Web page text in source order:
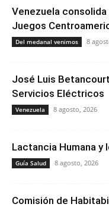
Venezuela
Juegos
Del medanal venimos 8
José Luis
Servicios Eléctricos
Venezuela 8 agosto, 2026
Lactancia Humana y
Guía Salud 8 agosto, 2026
Comisión de